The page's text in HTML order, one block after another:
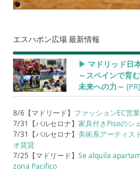
エスハポン広場 最新情報
▶︎ マドリッド日
～スペインで育
未来への力～ [PR]
8/6【マドリード】 ファッションEC営
7/31【バルセロナ】家具付きPisoのシ
7/31【バルセロナ】美術系アーティス
オ賃貸
7/25【マドリード】Se alquila
zona Pacifico